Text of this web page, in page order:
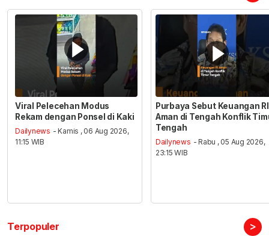
Viral Pelecehan Modus
Rekam dengan Ponsel di Kaki
Dailynews - Kamis , 06 Aug 2026,
11:15 WIB
Purbaya Sebut Keuangan RI
Aman di Tengah Konflik
Tengah
Dailynews - Rabu , 05 Aug 2026,
23:15 WIB
Terpopuler >